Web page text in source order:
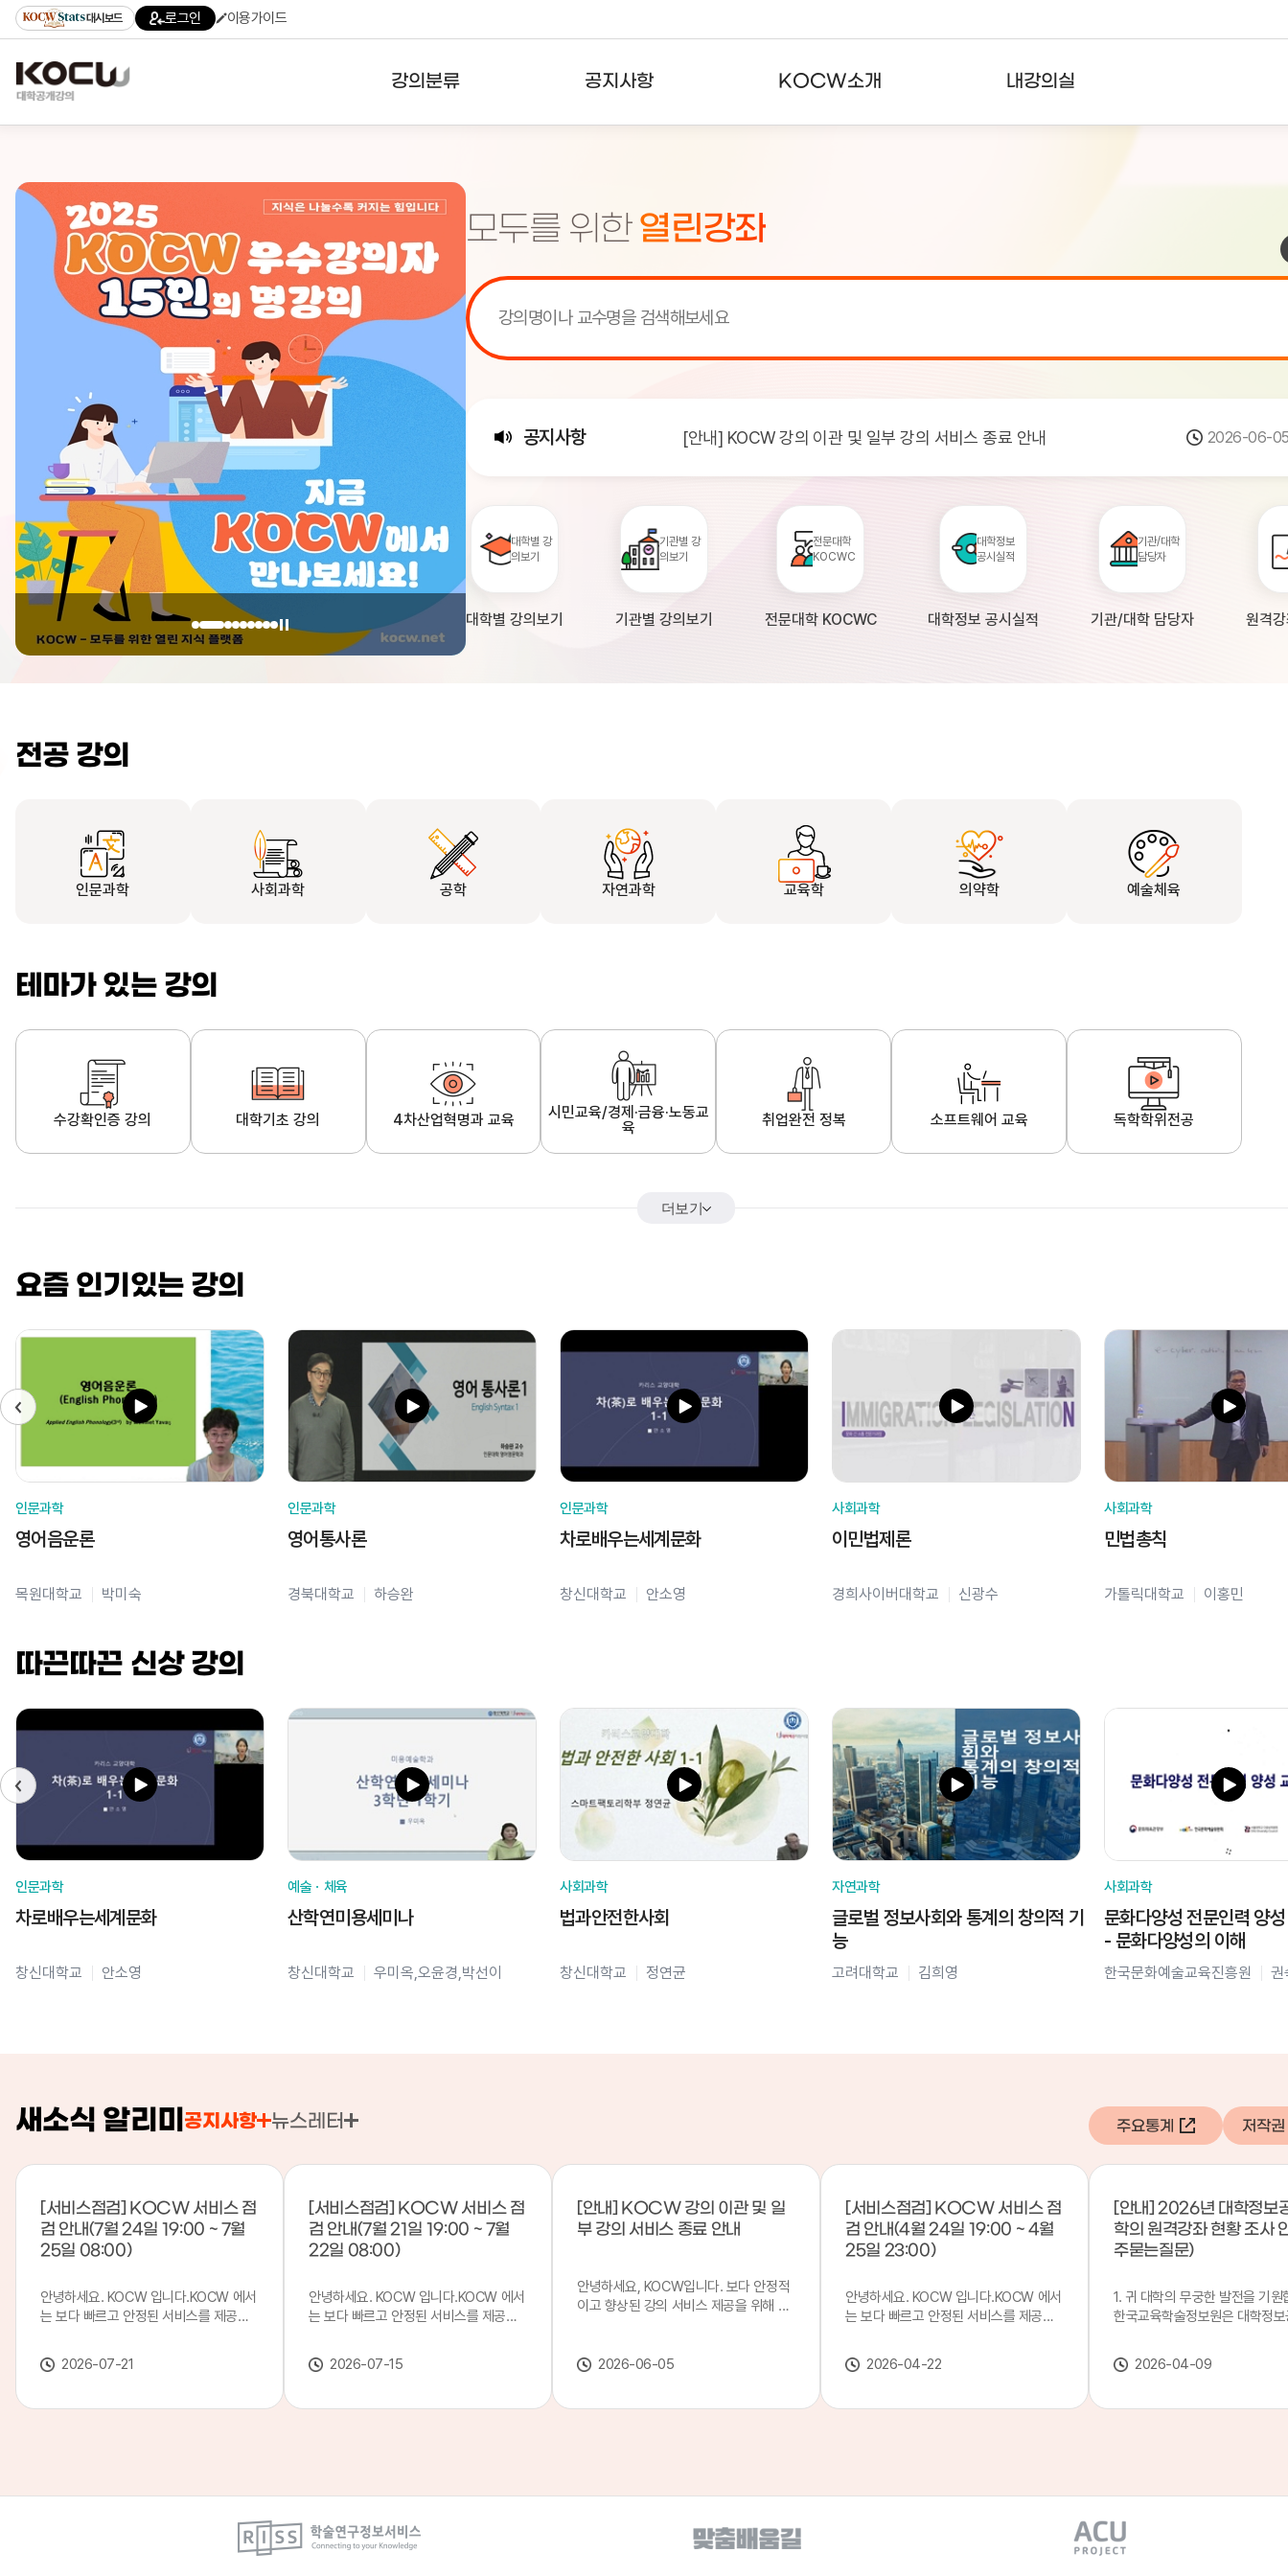
대시보드 로그인 이용가이드
강의분류
기관강의
테마강의
공지사항
주요통계현황
KOCW소개 내강의실
모두를 위한 열린강좌
공지사항
[서비스점검] KOCW 서비스 점검 안내(7월 24일 19:00 ~ 7월... 2026-07-
[안내] KOCW 강의 이관 및 일부 강의 서비스 종료 안내 2026-06-
[안내] 2026년 대학정보공시 대학의 원격강좌 현황 조사 안내(자주묻... 2026-04-
대학별 강
의보기
대학별 강의보기
기관별 강
의보기
기관별 강의보기
전문대학
KOCWC
전문대학 KOCWC
대학정보
공시실적
대학정보 공시실적
기관/대학
담당자
기관/대학 담당자 원격
전공 강의
인문과학 사회과학 공학 자연과학 교육학 의약학 예술체육
테마가 있는 강의
수강확인증 강의 대학기초 강의 4차산업혁명과 교육
시민교육/경제·금융·노동교
육
취업완전 정복 소프트웨어 교육 독학학위전공
더보기
요즘 인기있는 강의
인문과학
영어음운론
목원대학교 박미숙
인문과학
영어통사론
경북대학교 하승완
인문과학
차로배우는세계문화
창신대학교 안소영
사회과학
이민법제론
경희사이버대학교 신광수
사회과학
민법총칙
가톨릭대학교 이홍민
따끈따끈 신상 강의
인문과학
차로배우는세계문화
창신대학교 안소영
예술ㆍ체육
산학연미용세미나
창신대학교 우미옥,오윤경,박선이
사회과학
법과안전한사회
창신대학교 정연균
자연과학
글로벌 정보사회와 통계의 창의적 기
능
고려대학교 김희영
사회과학
문화다양성 전문인력 양
- 문화다양성의 이해
한국문화예술교육진흥원 권
새소식 알리미 공지사항 뉴스레터
[서비스점검] KOCW 서비스 점
검 안내(7월 24일 19:00 ~ 7월
25일 08:00)
안녕하세요. KOCW 입니다.KOCW 에서
는 보다 빠르고 안정된 서비스를 제공하
합니다.※ 서비스 점검 작업 일시 : 7월
24일(금) 19:00 ~ 7월 25일(토) 08:00
안 서비스가 일시 중지될 수 있으니, 이
2026-07-21
[서비스점검] KOCW 서비스 점
검 안내(7월 21일 19:00 ~ 7월
22일 08:00)
안녕하세요. KOCW 입니다.KOCW 에서
는 보다 빠르고 안정된 서비스를 제공하
합니다.※ 서비스 점검 작업 일시 : 7월 21
일(화) 19:00 ~ 7월 22일(수) 08:00이
서비스가일시 중지될 수 있으니, 이 점 양
2026-07-15
[안내] KOCW 강의 이관 및 일
부 강의 서비스 종료 안내
안녕하세요, KOCW입니다. 보다 안정적
이고 향상된 강의 서비스 제공을 위해 강
스가 종료될 예정이오니, 이용에 참고하
종료 강의 안내 이관 작업으로 인해 일부
었습니다. 서비스 종료 강의 목록은 아래
링크에서 확인하실 수 있습니다. → 서비
2026-06-05
[서비스점검] KOCW 서비스 점
검 안내(4월 24일 19:00 ~ 4월
25일 23:00)
안녕하세요. KOCW 입니다.KOCW 에서
는 보다 빠르고 안정된 서비스를 제공하
합니다.※ 서비스 점검 작업 일시 : 4월
24일(금) 19:00 ~ 4월 25일(토) 23:00
안 일시중지될 예정이오니, 이 점 양해하
2026-04-22
[안내] 2026년 대학정보
학의 원격강좌 현황 조사
주묻는질문)
1. 귀 대학의 무궁한 발전을 기원
한국교육학술정보원은 대학정
본 조사는 2025. 3. 1~2026. 2.
에 운영된 원격강좌(이러닝) 현
강좌(12-바)'에 데이터를 연계할
인시 캠퍼스인 경우 해당 캠퍼스
있는 기관명을 선택하시면 됩니
2026-04-09
주요통계 저작